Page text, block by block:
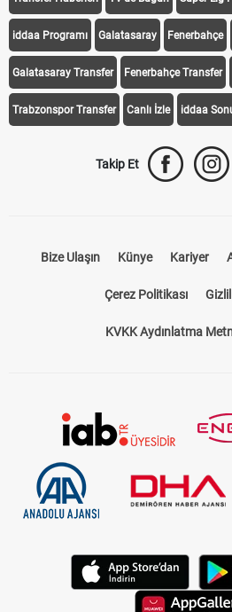
Transfer Haberleri TV'de Bugün Süper Lig
iddaa Programı Galatasaray Fenerbahçe
Galatasaray Transfer Fenerbahçe Transfer
Trabzonspor Transfer Canlı İzle iddaa